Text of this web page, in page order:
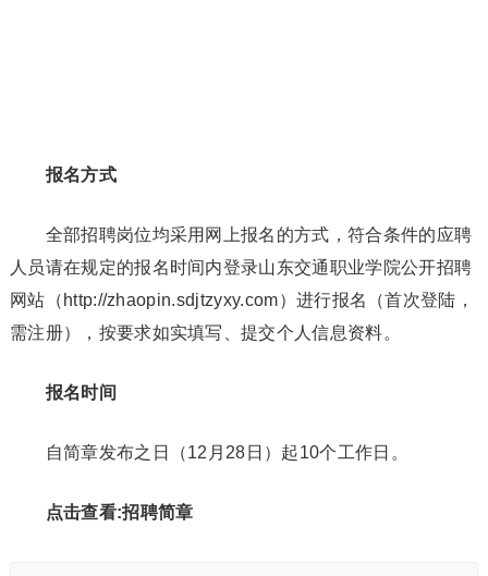
报名方式
全部招聘岗位均采用网上报名的方式，符合条件的应聘
人员请在规定的报名时间内登录山东交通职业学院公开招聘
网站（http://zhaopin.sdjtzyxy.com）进行报名（首次登陆，
需注册），按要求如实填写、提交个人信息资料。
报名时间
自简章发布之日（12月28日）起10个工作日。
点击查看:招聘简章